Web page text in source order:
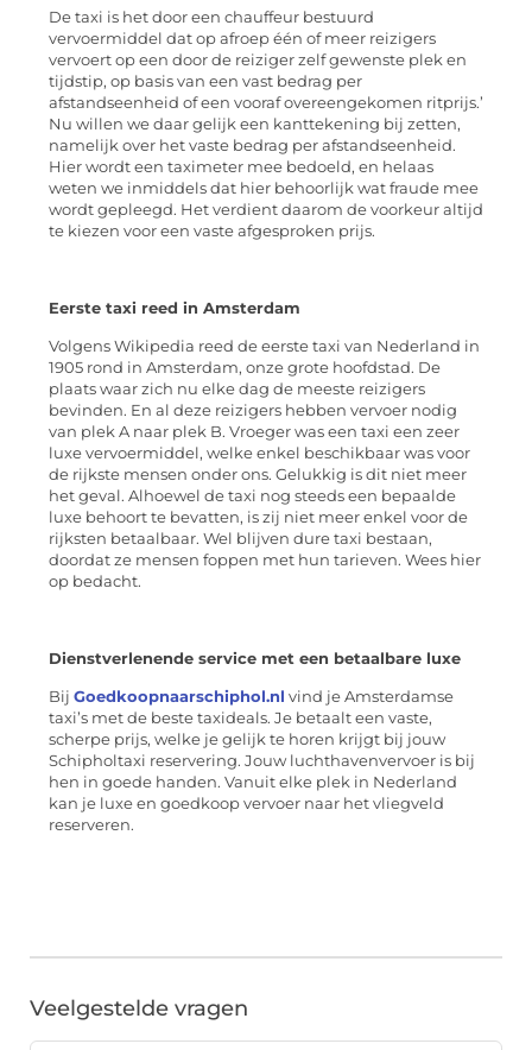
De taxi is het door een chauffeur bestuurd
vervoermiddel dat op afroep één of meer reizigers
vervoert op een door de reiziger zelf gewenste plek en
tijdstip, op basis van een vast bedrag per
afstandseenheid of een vooraf overeengekomen ritprijs.’
Nu willen we daar gelijk een kanttekening bij zetten,
namelijk over het vaste bedrag per afstandseenheid.
Hier wordt een taximeter mee bedoeld, en helaas
weten we inmiddels dat hier behoorlijk wat fraude mee
wordt gepleegd. Het verdient daarom de voorkeur altijd
te kiezen voor een vaste afgesproken prijs.
Eerste taxi reed in Amsterdam
Volgens Wikipedia reed de eerste taxi van Nederland in
1905 rond in Amsterdam, onze grote hoofdstad. De
plaats waar zich nu elke dag de meeste reizigers
bevinden. En al deze reizigers hebben vervoer nodig
van plek A naar plek B. Vroeger was een taxi een zeer
luxe vervoermiddel, welke enkel beschikbaar was voor
de rijkste mensen onder ons. Gelukkig is dit niet meer
het geval. Alhoewel de taxi nog steeds een bepaalde
luxe behoort te bevatten, is zij niet meer enkel voor de
rijksten betaalbaar. Wel blijven dure taxi bestaan,
doordat ze mensen foppen met hun tarieven. Wees hier
op bedacht.
Dienstverlenende service met een betaalbare luxe
Bij Goedkoopnaarschiphol.nl vind je Amsterdamse
taxi’s met de beste taxideals. Je betaalt een vaste,
scherpe prijs, welke je gelijk te horen krijgt bij jouw
Schipholtaxi reservering. Jouw luchthavenvervoer is bij
hen in goede handen. Vanuit elke plek in Nederland
kan je luxe en goedkoop vervoer naar het vliegveld
reserveren.
Veelgestelde vragen